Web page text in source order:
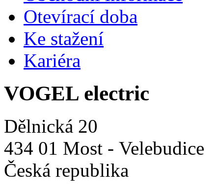
Otevírací doba
Ke stažení
Kariéra
VOGEL electric
Dělnická 20
434 01 Most - Velebudice
Česká republika